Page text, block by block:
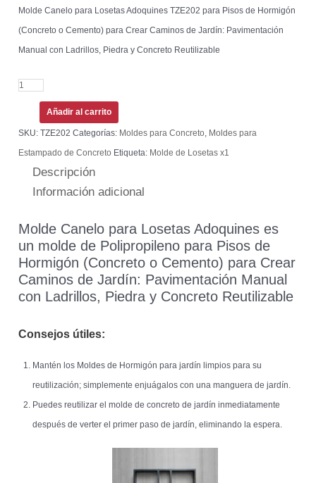
Molde Canelo para Losetas Adoquines TZE202 para Pisos de Hormigón
(Concreto o Cemento) para Crear Caminos de Jardín: Pavimentación
Manual con Ladrillos, Piedra y Concreto Reutilizable
Añadir al carrito
SKU:TZE202 Categorías: Moldes para Concreto, Moldes para
Estampado de Concreto Etiqueta: Molde de Losetas x1
Descripción
Información adicional
Molde Canelo para Losetas Adoquines es
un molde de Polipropileno para Pisos de
Hormigón (Concreto o Cemento) para Crear
Caminos de Jardín: Pavimentación Manual
con Ladrillos, Piedra y Concreto Reutilizable
Consejos útiles:
Mantén los Moldes de Hormigón para jardín limpios para su
reutilización; simplemente enjuágalos con una manguera de jardín.
Puedes reutilizar el molde de concreto de jardín inmediatamente
después de verter el primer paso de jardín, eliminando la espera.